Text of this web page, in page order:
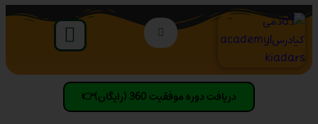
دریافت دوره موفقیت 360 (رایگان)👉